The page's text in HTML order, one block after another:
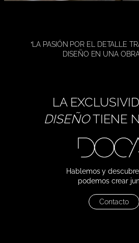
“LA PASIÓN POR EL DETALLE
DISEÑO EN UNA
LA
DISEÑOTIENE
Hablemos y
podemos crear
Contacto